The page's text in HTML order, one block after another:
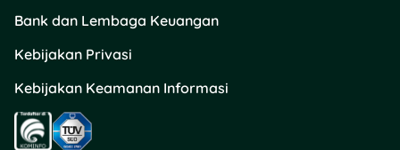
Bank dan Lembaga Keuangan
Kebijakan Privasi
Kebijakan Keamanan Informasi